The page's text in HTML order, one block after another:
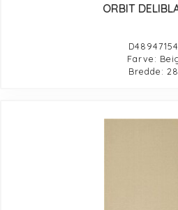
ORBIT
Farve:
Bredde: